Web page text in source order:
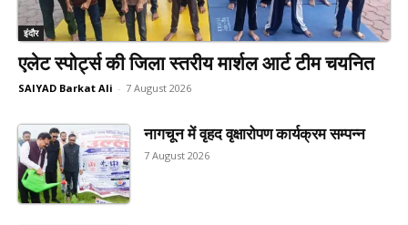
इंदौर
एलेट स्पोर्ट्स की जिला स्तरीय मार्शल आर्ट टीम चयनित
SAIYAD Barkat Ali - 7 August 2026
नागचून में वृहद वृक्षारोपण कार्यक्रम सम्पन्न
7 August 2026